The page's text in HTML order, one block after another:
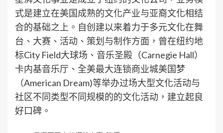
式是建立在美国成熟的文化产业与亚裔文化相结
合的基础之上。自创建以来着力于多元文化在舞
台、大赛、活动、策划与制作方面，曾在纽约地
标City Field大球场、音乐圣殿（Carnegie Hall）
卡内基音乐厅、全美最大连锁商业城美国梦
（American Dream)等举办过场大型文化活动与
社区不同类型不同规模的的文化活动，建立起良
好口碑。